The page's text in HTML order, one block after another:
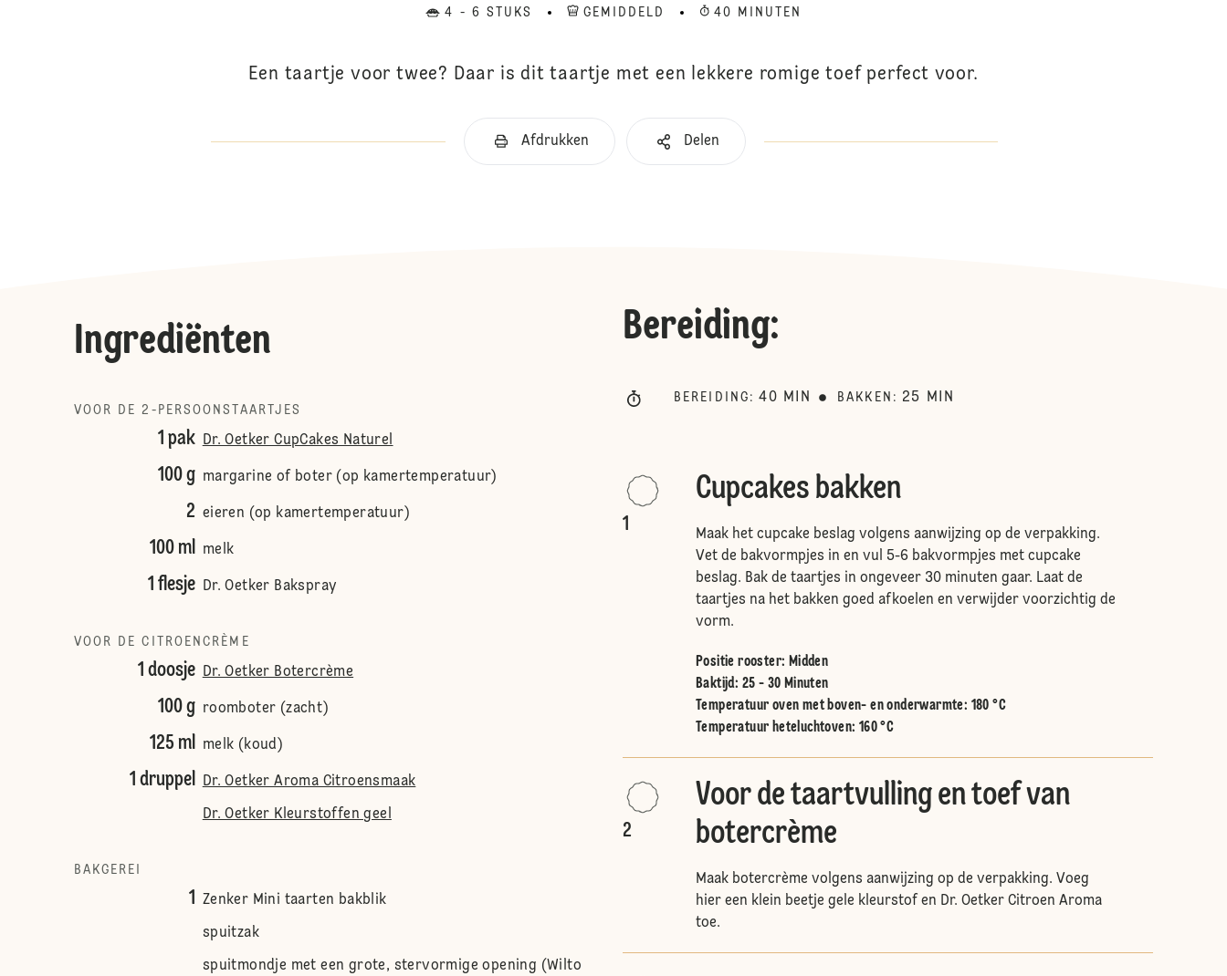
4 - 6 STUKS GEMIDDELD 40 MINUTEN
Een taartje voor twee? Daar is dit taartje met een lekkere romige toef perfect voor.
Afdrukken Delen
Ingrediënten
VOOR DE 2-PERSOONSTAARTJES
1 pak Dr. Oetker CupCakes Naturel
100 g margarine of boter (op kamertemperatuur)
2 eieren (op kamertemperatuur)
100 ml melk
1 flesje Dr. Oetker Bakspray
VOOR DE CITROENCRÈME
1 doosje Dr. Oetker Botercrème
100 g roomboter (zacht)
125 ml melk (koud)
1 druppel Dr. Oetker Aroma Citroensmaak
Dr. Oetker Kleurstoffen geel
BAKGEREI
1 Zenker Mini taarten bakblik
spuitzak
spuitmondje met een grote, stervormige opening (Wilto
Bereiding:
BEREIDING : 40 MIN BAKKEN : 25 MIN
1
Cupcakes bakken
Maak het cupcake beslag volgens aanwijzing op de verpakking.
Vet de bakvormpjes in en vul 5-6 bakvormpjes met cupcake
beslag. Bak de taartjes in ongeveer 30 minuten gaar. Laat de
taartjes na het bakken goed afkoelen en verwijder voorzichtig de
vorm.
Positie rooster: Midden
Baktijd: 25 - 30 Minuten
Temperatuur oven met boven- en onderwarmte: 180 °C
Temperatuur heteluchtoven: 160 °C
2
Voor de taartvulling en toef van
botercrème
Maak botercrème volgens aanwijzing op de verpakking. Voeg
hier een klein beetje gele kleurstof en Dr. Oetker Citroen Aroma
toe.